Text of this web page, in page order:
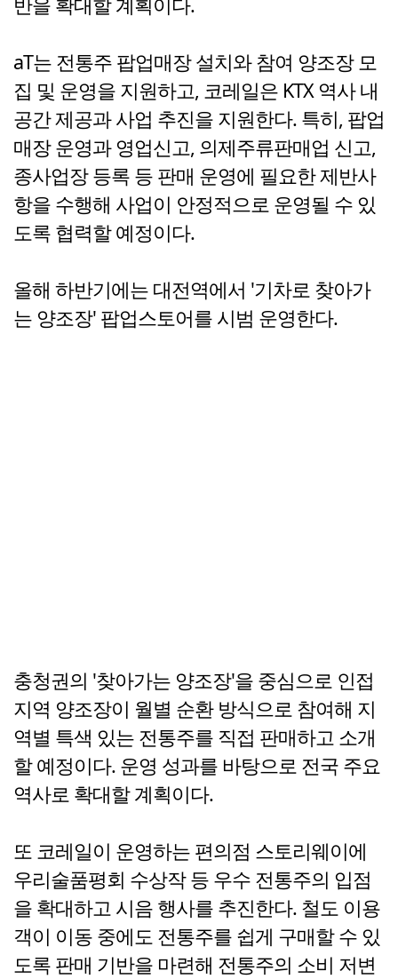
반을 확대할 계획이다.
aT는 전통주 팝업매장 설치와 참여 양조장 모
집 및 운영을 지원하고, 코레일은 KTX 역사 내
공간 제공과 사업 추진을 지원한다. 특히, 팝업
매장 운영과 영업신고, 의제주류판매업 신고,
종사업장 등록 등 판매 운영에 필요한 제반사
항을 수행해 사업이 안정적으로 운영될 수 있
도록 협력할 예정이다.
올해 하반기에는 대전역에서 '기차로 찾아가
는 양조장' 팝업스토어를 시범 운영한다.
충청권의 '찾아가는 양조장'을 중심으로 인접
지역 양조장이 월별 순환 방식으로 참여해 지
역별 특색 있는 전통주를 직접 판매하고 소개
할 예정이다. 운영 성과를 바탕으로 전국 주요
역사로 확대할 계획이다.
또 코레일이 운영하는 편의점 스토리웨이에
우리술품평회 수상작 등 우수 전통주의 입점
을 확대하고 시음 행사를 추진한다. 철도 이용
객이 이동 중에도 전통주를 쉽게 구매할 수 있
도록 판매 기반을 마련해 전통주의 소비 저변